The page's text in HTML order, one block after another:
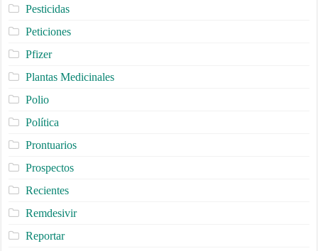
Pesticidas
Peticiones
Pfizer
Plantas Medicinales
Polio
Política
Prontuarios
Prospectos
Recientes
Remdesivir
Reportar